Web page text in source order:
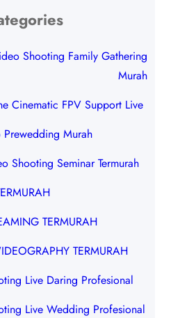
Shooting Family Gathering
Murah
Cinematic FPV Support Live
Prewedding Murah
Shooting Seminar Termurah
TERMURAH
TERMURAH
Live Daring Profesional
Live Wedding Profesional